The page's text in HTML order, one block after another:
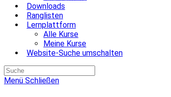
Downloads
Ranglisten
Lernplattform
Alle Kurse
Meine Kurse
Website-Suche umschalten
Menü Schließen